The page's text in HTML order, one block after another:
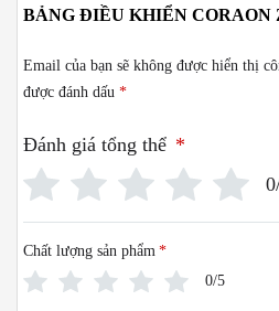
BẢNG ĐIỀU KHIỂN CORAON
Email của bạn sẽ không được hiển thị
được đánh dấu *
Đánh giá tổng thể *
Chất lượng sản phẩm *
0/5